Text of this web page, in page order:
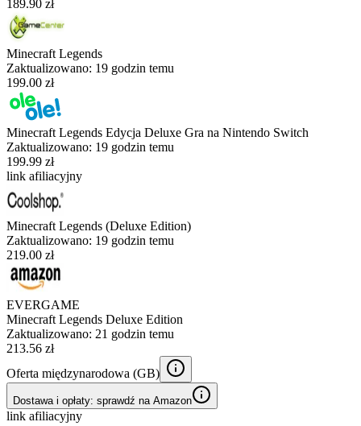
189.90 zł
Minecraft Legends
Zaktualizowano: 19 godzin temu
199.00 zł
Minecraft Legends Edycja Deluxe Gra na Nintendo Switch
Zaktualizowano: 19 godzin temu
199.99 zł
link afiliacyjny
Minecraft Legends (Deluxe Edition)
Zaktualizowano: 19 godzin temu
219.00 zł
EVERGAME
Minecraft Legends Deluxe Edition
Zaktualizowano: 21 godzin temu
213.56 zł
Oferta międzynarodowa (GB)
Dostawa i opłaty: sprawdź na Amazon
link afiliacyjny